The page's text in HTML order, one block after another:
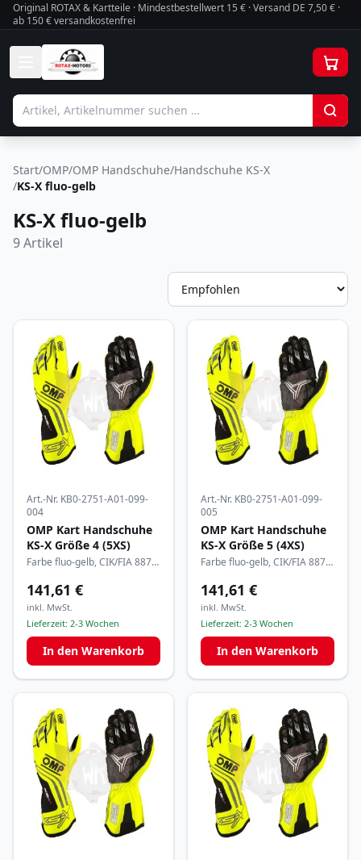
Original ROTAX & Kartteile · Mindestbestellwert 15 € · Versand DE 7,50 € ·
ab 150 € versandkostenfrei
Start/OMP/OMP Handschuhe/Handschuhe KS-X
/KS-X fluo-gelb
KS-X fluo-gelb
9Artikel
Art.-Nr. KB0-2751-A01-099-
004
OMP Kart Handschuhe
KS-X Größe 4 (5XS)
Farbe fluo-gelb, CIK/FIA 8877-
141,61 €
inkl. MwSt.
Lieferzeit: 2-3 Wochen
In den Warenkorb
Art.-Nr. KB0-2751-A01-099-
005
OMP Kart Handschuhe
KS-X Größe 5 (4XS)
Farbe fluo-gelb, CIK/FIA 8877-
141,61 €
inkl. MwSt.
Lieferzeit: 2-3 Wochen
In den Warenkorb